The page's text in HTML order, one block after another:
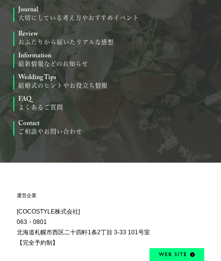
Journal
大切にしている考え方やおすすめイベント
Review
おふたりから届いたリアルな感想
Information
最新情報などのお知らせ
Wedding Tips
結婚式のヒントやお役立ち情報
FAQ
よくあるご質問
Contact
ご相談やお問い合わせ
運営企業
[COCOSTYLE株式会社]
063・0801
北海道札幌市西区二十四軒1条2丁目 3-33 101号室
【完全予約制】
WEB SITE